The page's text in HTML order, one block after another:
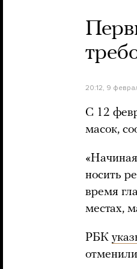
20:12, 9
С 12
масок,
носить
время
местах,
РБК